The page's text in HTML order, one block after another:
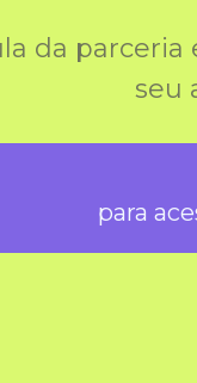
da
seu
para